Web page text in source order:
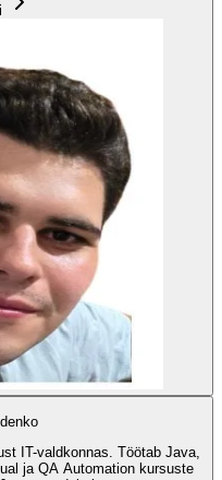
IT-valdkonnas. Töötab Java,
ja QA Automation kursuste